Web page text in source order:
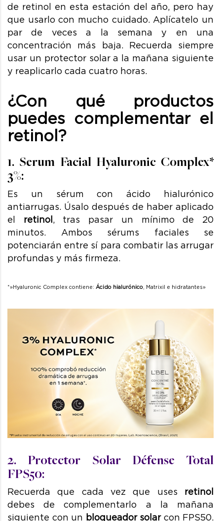
de retinol en esta estación del año, pero hay
que usarlo con mucho cuidado. Aplícatelo un
par de veces a la semana y en una
concentración más baja. Recuerda siempre
usar un protector solar a la mañana siguiente
y reaplicarlo cada cuatro horas.
¿Con qué productos
puedes complementar el
retinol?
1. Serum Facial Hyaluronic Complex*
3%:
Es un sérum con ácido hialurónico
antiarrugas. Úsalo después de haber aplicado
el retinol, tras pasar un mínimo de 20
minutos. Ambos sérums faciales se
potenciarán entre sí para combatir las arrugar
profundas y más firmeza.
*»Hyaluronic Complex contiene: Ácido hialurónico, Matrixil e hidratantes»
2. Protector Solar Défense Total
FPS50:
Recuerda que cada vez que uses retinol
debes de complementarlo a la mañana
siguiente con un bloqueador solarcon FPS50.